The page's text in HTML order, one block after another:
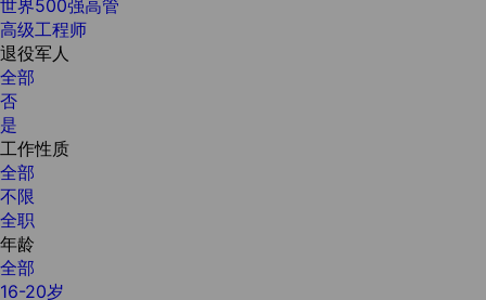
世界500强高管
高级工程师
退役军人
全部
否
是
工作性质
全部
不限
全职
年龄
全部
16-20岁